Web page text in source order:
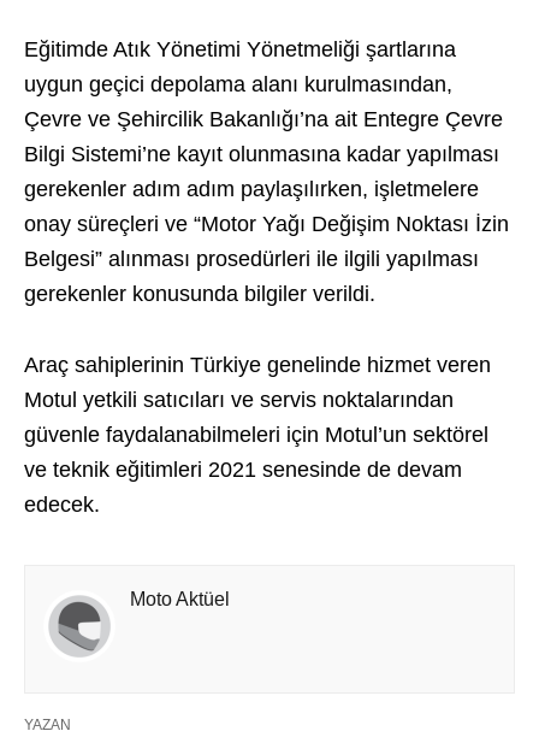
Eğitimde Atık Yönetimi Yönetmeliği şartlarına
uygun geçici depolama alanı kurulmasından,
Çevre ve Şehircilik Bakanlığı’na ait Entegre Çevre
Bilgi Sistemi’ne kayıt olunmasına kadar yapılması
gerekenler adım adım paylaşılırken, işletmelere
onay süreçleri ve “Motor Yağı Değişim Noktası İzin
Belgesi” alınması prosedürleri ile ilgili yapılması
gerekenler konusunda bilgiler verildi.
Araç sahiplerinin Türkiye genelinde hizmet veren
Motul yetkili satıcıları ve servis noktalarından
güvenle faydalanabilmeleri için Motul’un sektörel
ve teknik eğitimleri 2021 senesinde de devam
edecek.
Moto Aktüel
YAZAN